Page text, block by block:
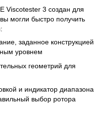
Viscotester 3 создан для
могли быстро получить
заданное конструкцией
уровнем
геометрий для
и индикатор диапазона
выбор ротора